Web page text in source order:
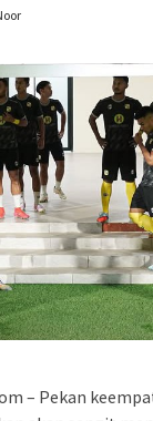
– Pekan